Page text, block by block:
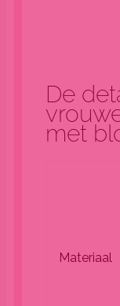
De
met
Materiaal